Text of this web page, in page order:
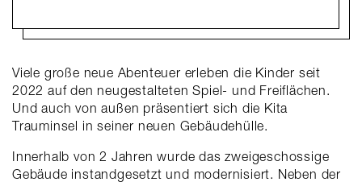
Viele große neue Abenteuer erleben die Kinder seit
2022 auf den neugestalteten Spiel- und Freiflächen.
Und auch von außen präsentiert sich die Kita
Trauminsel in seiner neuen Gebäudehülle.
Innerhalb von 2 Jahren wurde das zweigeschossige
Gebäude instandgesetzt und modernisiert. Neben der